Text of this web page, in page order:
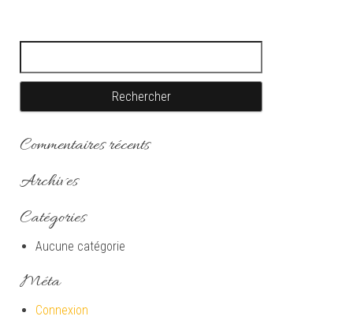
Commentaires récents
Archives
Catégories
Aucune catégorie
Méta
Connexion